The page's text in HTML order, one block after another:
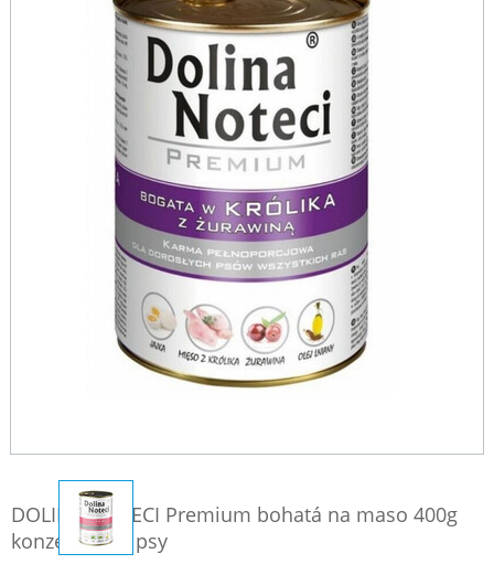
DOLINA NOTECI Premium bohatá na maso 400g
konzervy pro psy